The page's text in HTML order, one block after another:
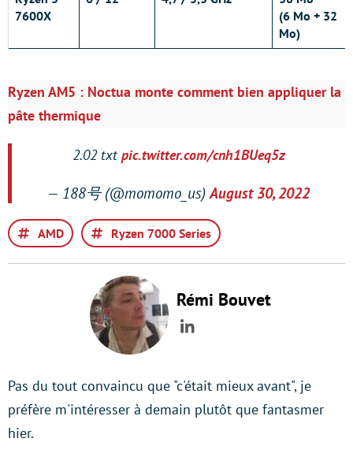
7600X
(6 Mo + 32
Mo)
Ryzen AM5 : Noctua monte comment bien appliquer la
pâte thermique
2.02 txtpic.twitter.com/cnh1BUeq5z
— 188号 (@momomo_us)August 30, 2022
AMD Ryzen 7000 Series
Rémi Bouvet
LinkedIn
Pas du tout convaincu que "c'était mieux avant", je
préfère m'intéresser à demain plutôt que fantasmer
hier.